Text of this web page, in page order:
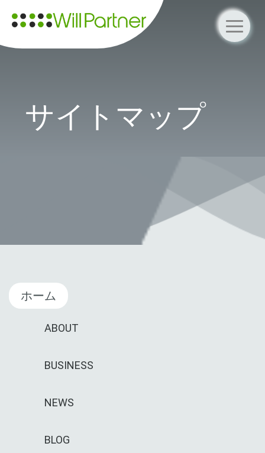
サイトマップ
ホーム
ABOUT
BUSINESS
NEWS
BLOG